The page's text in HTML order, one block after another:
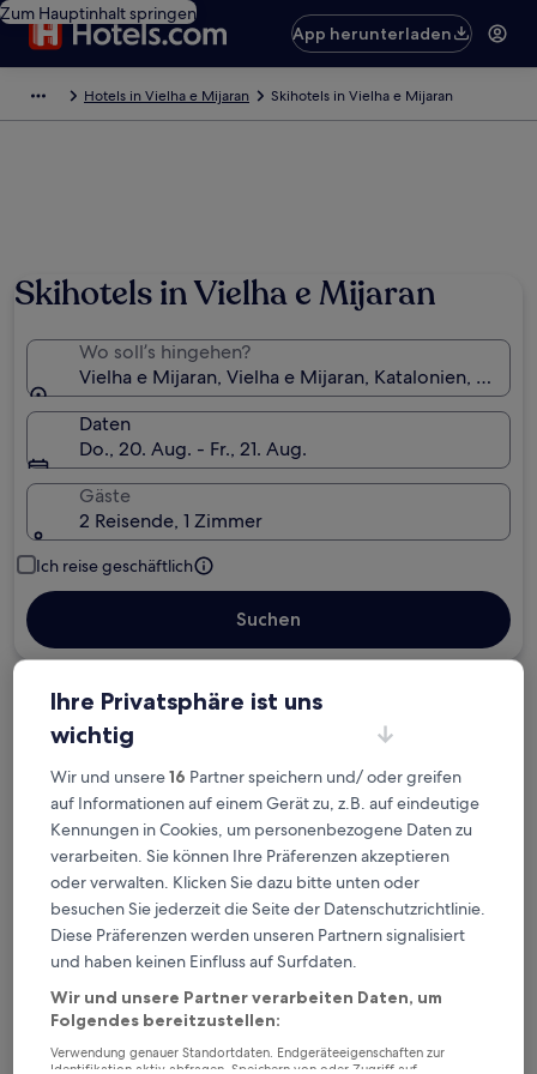
Zum Hauptinhalt springen
App herunterladen
Hotels in Vielha e Mijaran Skihotels in Vielha e Mijaran
Skihotels in Vielha e Mijaran
Wo soll’s hingehen?
Vielha e Mijaran, Vielha e Mijaran, Katalonien,
Daten
Do., 20. Aug. - Fr., 21. Aug.
Gäste
2 Reisende, 1 Zimmer
Ich reise geschäftlich
Suchen
Kostenlose Stornierung bei
Planänderungen
Verdiene Prämien für jede
wahrgenommene Übernachtung
Mehr sparen mit Preisen für Mitglieder
Überprüfe die Preise für diese Daten
6. Aug. - 7. Aug.
7. Aug. - 8. Aug.
Ihre Privatsphäre ist uns
wichtig
Wir und unsere16 Partner speichern und/ oder greifen
auf Informationen auf einem Gerät zu, z.B. auf eindeutige
Kennungen in Cookies, um personenbezogene Daten zu
verarbeiten. Sie können Ihre Präferenzen akzeptieren
oder verwalten. Klicken Sie dazu bitte unten oder
besuchen Sie jederzeit die Seite der Datenschutzrichtlinie.
Diese Präferenzen werden unseren Partnern signalisiert
und haben keinen Einfluss auf Surfdaten.
Wir und unsere Partner verarbeiten Daten, um
Folgendes bereitzustellen:
Verwendung genauer Standortdaten. Endgeräteeigenschaften zur
Identifikation aktiv abfragen. Speichern von oder Zugriff auf